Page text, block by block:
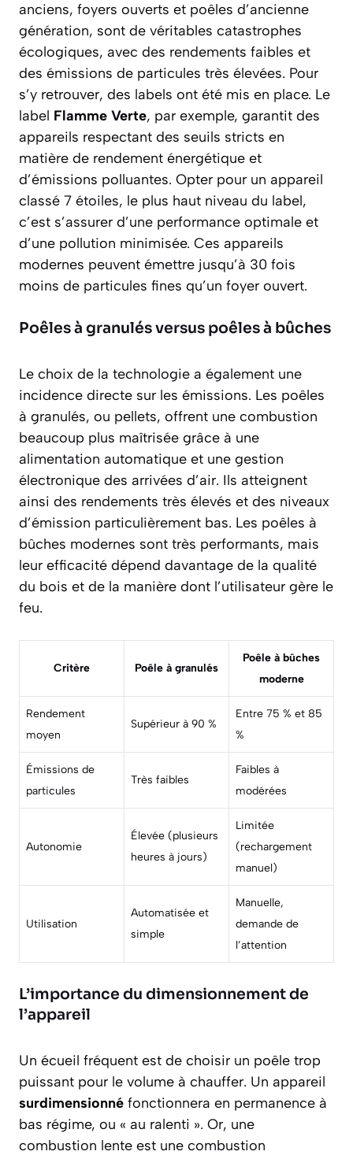
anciens, foyers ouverts et poêles d’ancienne
génération, sont de véritables catastrophes
écologiques, avec des rendements faibles et
des émissions de particules très élevées. Pour
s’y retrouver, des labels ont été mis en place. Le
label Flamme Verte, par exemple, garantit des
appareils respectant des seuils stricts en
matière de rendement énergétique et
d’émissions polluantes. Opter pour un appareil
classé 7 étoiles, le plus haut niveau du label,
c’est s’assurer d’une performance optimale et
d’une pollution minimisée. Ces appareils
modernes peuvent émettre jusqu’à 30 fois
moins de particules fines qu’un foyer ouvert.
Poêles à granulés versus poêles à bûches
Le choix de la technologie a également une
incidence directe sur les émissions. Les poêles
à granulés, ou pellets, offrent une combustion
beaucoup plus maîtrisée grâce à une
alimentation automatique et une gestion
électronique des arrivées d’air. Ils atteignent
ainsi des rendements très élevés et des niveaux
d’émission particulièrement bas. Les poêles à
bûches modernes sont très performants, mais
leur efficacité dépend davantage de la qualité
du bois et de la manière dont l’utilisateur gère le
feu.
Critère Poêle à granulés
Poêle à bûches
moderne
Rendement
moyen
Supérieur à 90 %
Entre 75 % et 85
%
Émissions de
particules
Très faibles
Faibles à
modérées
Autonomie
Élevée (plusieurs
heures à jours)
Limitée
(rechargement
manuel)
Utilisation
Automatisée et
simple
Manuelle,
demande de
l’attention
L’importance du dimensionnement de
l’appareil
Un écueil fréquent est de choisir un poêle trop
puissant pour le volume à chauffer. Un appareil
surdimensionné fonctionnera en permanence à
bas régime, ou « au ralenti ». Or, une
combustion lente est une combustion